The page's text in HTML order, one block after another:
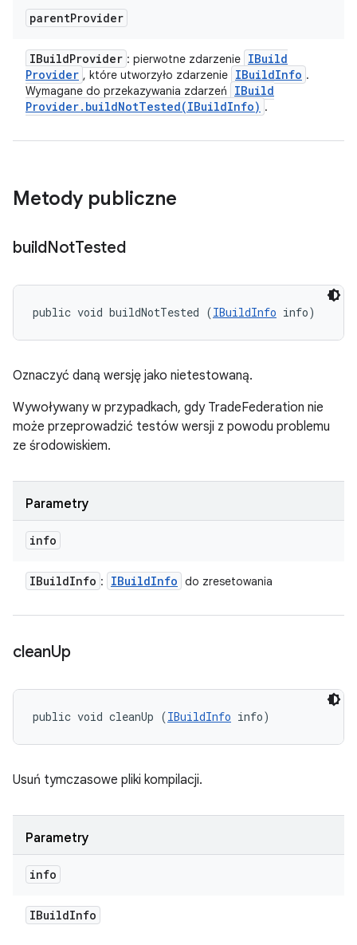
parentProvider
IBuildProvider : pierwotne zdarzenie IBuild
Provider , które utworzyło zdarzenie IBuildInfo .
Wymagane do przekazywania zdarzeń
IBuild
Provider. buildNotTested(IBuildInfo) .
Metody publiczne
buildNotTested
public void buildNotTested (IBuildInfo info)
Oznaczyć daną wersję jako nietestowaną.
Wywoływany w przypadkach, gdy TradeFederation nie
może przeprowadzić testów wersji z powodu problemu
ze środowiskiem.
Parametry
info
IBuildInfo : IBuildInfo do zresetowania
cleanUp
public void cleanUp (IBuildInfo info)
Usuń tymczasowe pliki kompilacji.
Parametry
info
IBuildInfo